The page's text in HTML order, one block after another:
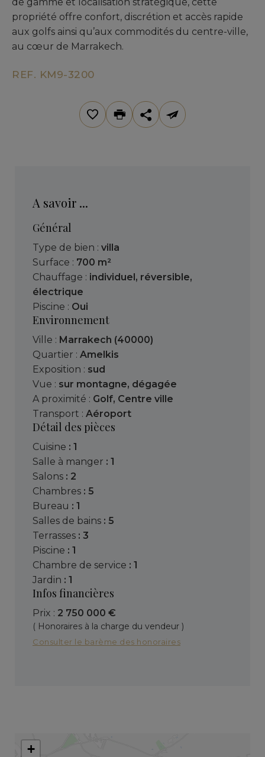
propriété offre confort, discrétion et accès rapide
aux golfs ainsi qu’aux commodités du centre-ville,
au cœur de Marrakech.
REF. KM9-3200
A savoir ...
Général
Type de bien : villa
Surface : 700 m²
Chauffage : individuel, réversible,
électrique
Piscine : Oui
Environnement
Ville : Marrakech (40000)
Quartier : Amelkis
Exposition : sud
Vue : sur montagne, dégagée
A proximité : Golf, Centre ville
Transport : Aéroport
Détail des pièces
cuisine : 1
salle à manger : 1
salons : 2
chambres : 5
bureau : 1
salles de bains : 5
terrasses : 3
piscine : 1
chambre de service : 1
jardin : 1
Infos financières
Prix : 2 750 000 €
( Honoraires à la charge du vendeur )
Consulter le barème des honoraires
+